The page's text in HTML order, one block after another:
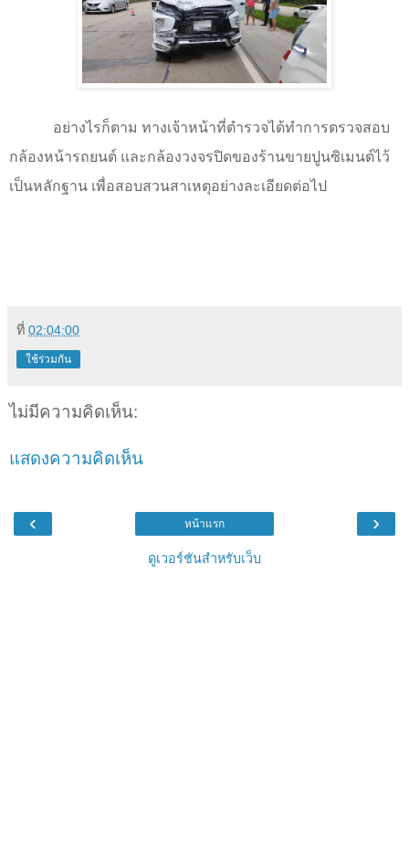
อย่างไรก็ตาม ทางเจ้าหน้าที่ตำรวจได้ทำการตรวจสอบ
กล้องหน้ารถยนต์ และกล้องวงจรปิดของร้านขายปูนซิเมนต์ไว้
เป็นหลักฐาน เพื่อสอบสวนสาเหตุอย่างละเอียดต่อไป
ที่ 02:04:00
ใช้ร่วมกัน
ไม่มีความคิดเห็น:
แสดงความคิดเห็น
‹ ›
หน้าแรก
ดูเวอร์ชันสำหรับเว็บ